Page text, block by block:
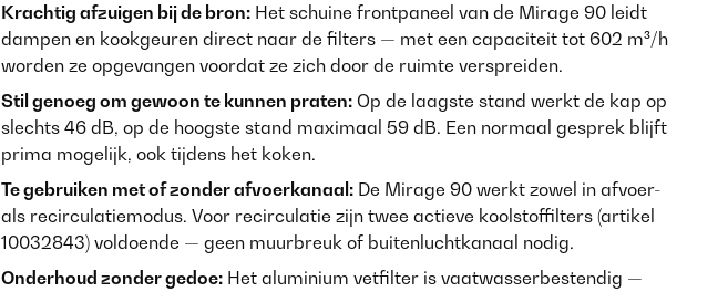
Krachtig afzuigen bij de bron: Het schuine frontpaneel van de Mirage 90 leidt
dampen en kookgeuren direct naar de filters — met een capaciteit tot 602 m³/h
worden ze opgevangen voordat ze zich door de ruimte verspreiden.
Stil genoeg om gewoon te kunnen praten: Op de laagste stand werkt de kap op
slechts 46 dB, op de hoogste stand maximaal 59 dB. Een normaal gesprek blijft
prima mogelijk, ook tijdens het koken.
Te gebruiken met of zonder afvoerkanaal: De Mirage 90 werkt zowel in afvoer-
als recirculatiemodus. Voor recirculatie zijn twee actieve koolstoffilters (artikel
10032843) voldoende — geen muurbreuk of buitenluchtkanaal nodig.
Onderhoud zonder gedoe: Het aluminium vetfilter is vaatwasserbestendig —